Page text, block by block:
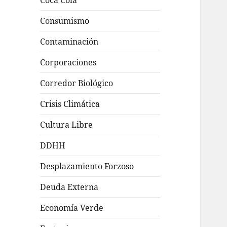
Consumismo
Contaminación
Corporaciones
Corredor Biológico
Crisis Climática
Cultura Libre
DDHH
Desplazamiento Forzoso
Deuda Externa
Economía Verde